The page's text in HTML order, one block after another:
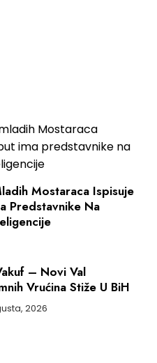
Mostaraca Ispisuje
Predstavnike Na
– Novi Val
Vrućina Stiže U BiH
2026